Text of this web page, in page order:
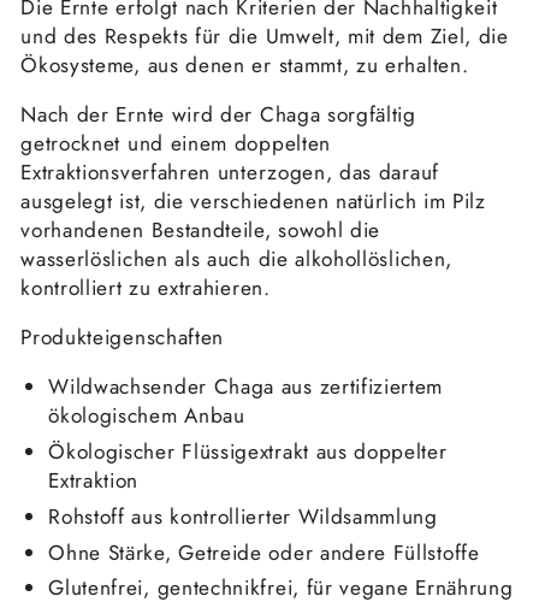
Die Ernte erfolgt nach Kriterien der Nachhaltigkeit
und des Respekts für die Umwelt, mit dem Ziel, die
Ökosysteme, aus denen er stammt, zu erhalten.
Nach der Ernte wird der Chaga sorgfältig
getrocknet und einem doppelten
Extraktionsverfahren unterzogen, das darauf
ausgelegt ist, die verschiedenen natürlich im Pilz
vorhandenen Bestandteile, sowohl die
wasserlöslichen als auch die alkohollöslichen,
kontrolliert zu extrahieren.
Produkteigenschaften
Wildwachsender Chaga aus zertifiziertem
ökologischem Anbau
Ökologischer Flüssigextrakt aus doppelter
Extraktion
Rohstoff aus kontrollierter Wildsammlung
Ohne Stärke, Getreide oder andere Füllstoffe
Glutenfrei, gentechnikfrei, für vegane Ernährung